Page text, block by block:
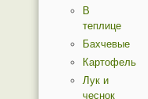
В
теплице
Бахчевые
Картофель
Лук и
чеснок